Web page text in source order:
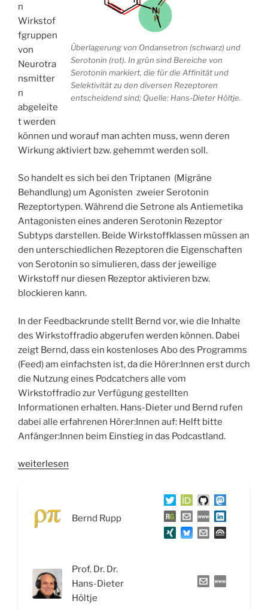
Überlagerung von Ondansetron (schwarz) und
Serotonin (rot). In grün sind Bereiche von
Serotonin markiert, die für die Affinität und
Selektivität zu den diversen Rezeptoren
entscheidend sind; Quelle: Hans-Dieter Höltje.
n
Wirkstof
fgruppen
von
Neurotra
nsmitter
n
abgeleite
t werden
können und worauf man achten muss, wenn deren
Wirkung aktiviert bzw. gehemmt werden soll.
So handelt es sich bei den Triptanen (Migräne
Behandlung) um Agonisten zweier Serotonin
Rezeptortypen. Während die Setrone als Antiemetika
Antagonisten eines anderen Serotonin Rezeptor
Subtyps darstellen. Beide Wirkstoffklassen müssen an
den unterschiedlichen Rezeptoren die Eigenschaften
von Serotonin so simulieren, dass der jeweilige
Wirkstoff nur diesen Rezeptor aktivieren bzw.
blockieren kann.
In der Feedbackrunde stellt Bernd vor, wie die Inhalte
des Wirkstoffradio abgerufen werden können. Dabei
zeigt Bernd, dass ein kostenloses Abo des Programms
(Feed) am einfachsten ist, da die Hörer:Innen erst durch
die Nutzung eines Podcatchers alle vom
Wirkstoffradio zur Verfügung gestellten
Informationen erhalten. Hans-Dieter und Bernd rufen
dabei alle erfahrenen Hörer:Innen auf: Helft bitte
Anfänger:Innen beim Einstieg in das Podcastland.
„WSR057
Migräne
weiterlesen
Bernd Rupp
Prof. Dr. Dr.
Hans-Dieter
Höltje